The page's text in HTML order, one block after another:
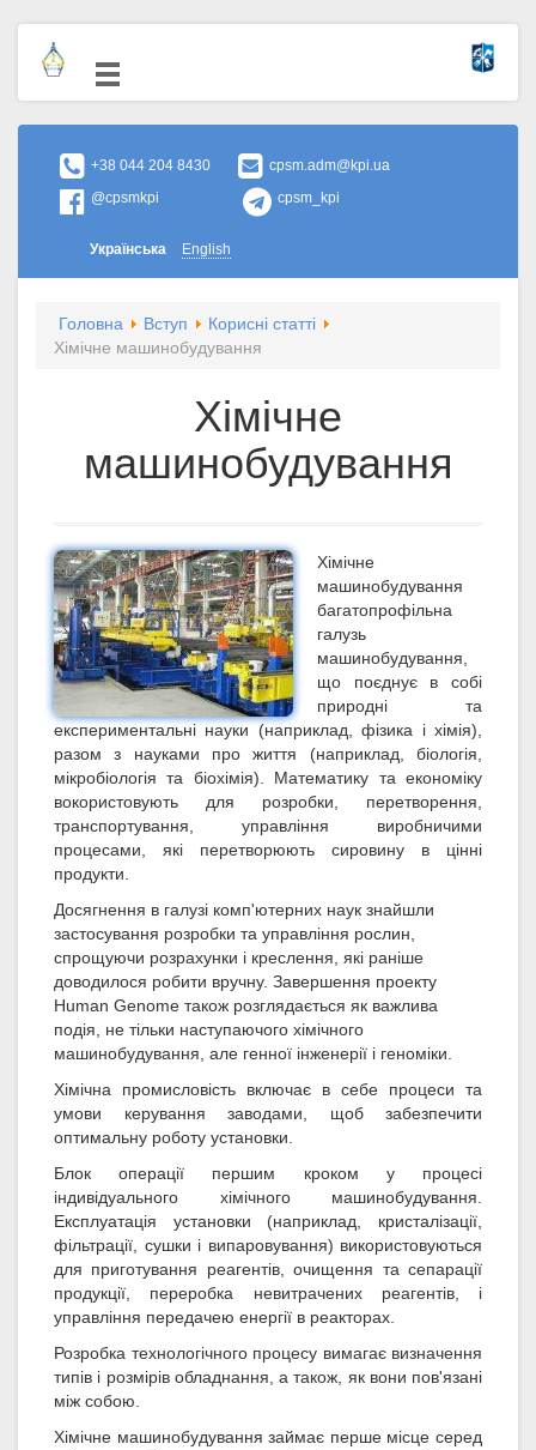
+38 044 204 8430
cpsm.adm@kpi.ua
@cpsmkpi
cpsm_kpi
Українська English
Головна Вступ
Корисні статті
Хімічне машинобудування
Хімічне
машинобудування
Хімічне
машинобудування
багатопрофільна
галузь
машинобудування,
що поєднує в собі
природні та
експериментальні науки (наприклад, фізика і хімія),
разом з науками про життя (наприклад, біологія,
мікробіологія та біохімія). Математику та економіку
вокористовують для розробки, перетворення,
транспортування, управління виробничими
процесами, які перетворюють сировину в цінні
продукти.
Досягнення в галузі комп'ютерних наук знайшли
застосування розробки та управління рослин,
спрощуючи розрахунки і креслення, які раніше
доводилося робити вручну. Завершення проекту
Human Genome також розглядається як важлива
подія, не тільки наступаючого хімічного
машинобудування, але генної інженерії і геноміки.
Хімічна промисловість включає в себе процеси та
умови керування заводами, щоб забезпечити
оптимальну роботу установки.
Блок операції першим кроком у процесі
індивідуального хімічного машинобудування.
Експлуатація установки (наприклад, кристалізації,
фільтрації, сушки і випаровування) використовуються
для приготування реагентів, очищення та сепарації
продукції, переробка невитрачених реагентів, і
управління передачею енергії в реакторах.
Розробка технологічного процесу вимагає визначення
типів і розмірів обладнання, а також, як вони пов'язані
між собою.
Хімічне машинобудування займає перше місце серед